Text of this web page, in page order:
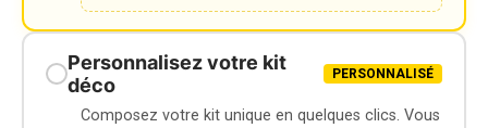
Personnalisez votre kit
déco
PERSONNALISÉ
Composez votre kit unique en quelques clics. Vous